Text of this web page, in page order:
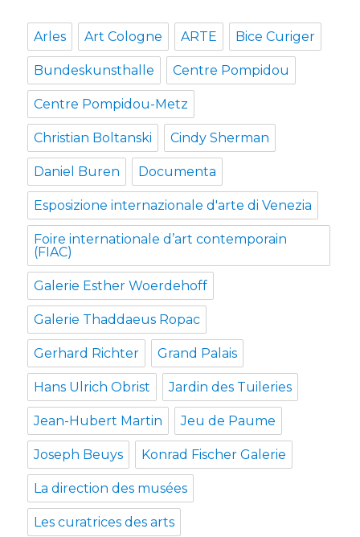
Arles Art Cologne ARTE Bice Curiger
Bundeskunsthalle Centre Pompidou
Centre Pompidou-Metz
Christian Boltanski Cindy Sherman
Daniel Buren Documenta
Esposizione internazionale d'arte di Venezia
Foire internationale d’art contemporain
(FIAC)
Galerie Esther Woerdehoff
Galerie Thaddaeus Ropac
Gerhard Richter Grand Palais
Hans Ulrich Obrist Jardin des Tuileries
Jean-Hubert Martin Jeu de Paume
Joseph Beuys Konrad Fischer Galerie
La direction des musées
Les curatrices des arts